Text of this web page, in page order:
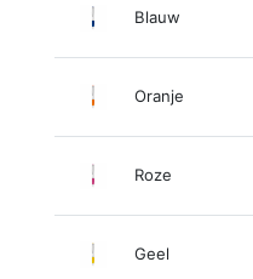
Blauw
Oranje
Roze
Geel